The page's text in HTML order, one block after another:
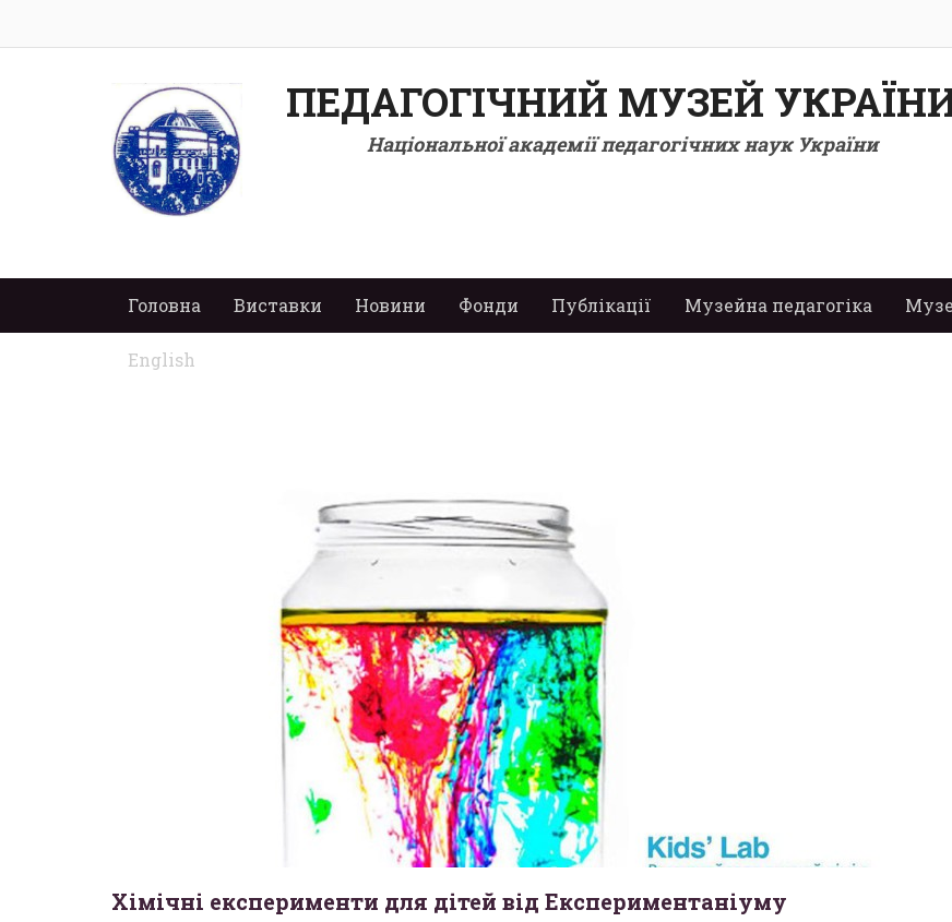
ПЕДАГОГІЧНИЙ МУЗЕЙ
Національної академії педагогічних наук України
Головна Виставки Новини Фонди Публікації Музейна педагогіка
English
Хімічні експерименти для дітей від Експериментаніуму